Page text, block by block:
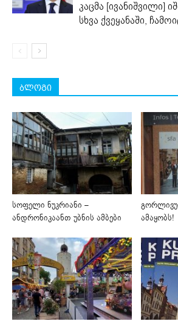
კაცმა [ივანიშვილი]
სხვა ქვეყანაში,
ბლოგი
სოფელი ნუკრიანი –
ანდრონიკაანთ უბნის ამბები
ამაყობს!